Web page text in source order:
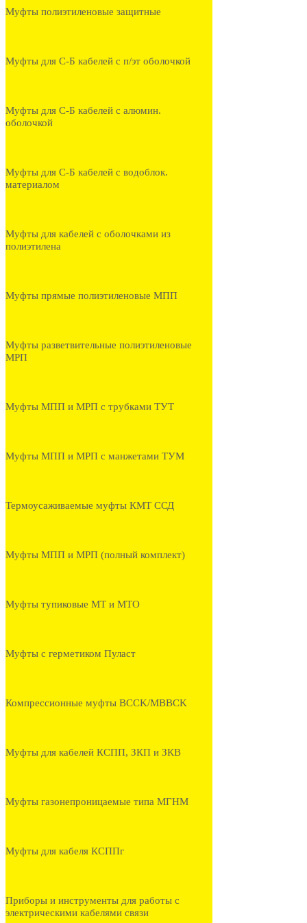
Муфты полиэтиленовые защитные
Муфты для С-Б кабелей с п/эт оболочкой
Муфты для С-Б кабелей с алюмин.
оболочкой
Муфты для С-Б кабелей с водоблок.
материалом
Муфты для кабелей с оболочками из
полиэтилена
Муфты прямые полиэтиленовые МПП
Муфты разветвительные полиэтиленовые
МРП
Муфты МПП и МРП с трубками ТУТ
Муфты МПП и МРП с манжетами ТУМ
Термоусаживаемые муфты КМТ ССД
Муфты МПП и МРП (полный комплект)
Муфты тупиковые МТ и МТО
Муфты с герметиком Пуласт
Компрессионные муфты BCCK/MBBCK
Муфты для кабелей КСПП, ЗКП и ЗКВ
Муфты газонепроницаемые типа МГНМ
Муфты для кабеля КСППг
Приборы и инструменты для работы с
электрическими кабелями связи